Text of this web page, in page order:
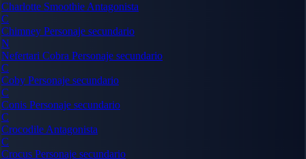
Charlotte Smoothie Antagonista
C
Chimney Personaje secundario
N
Nefertari Cobra Personaje secundario
C
Coby Personaje secundario
C
Conis Personaje secundario
C
Crocodile Antagonista
C
Crocus Personaje secundario